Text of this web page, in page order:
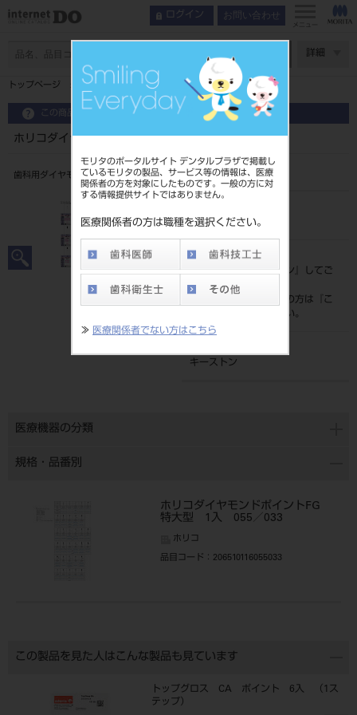
モリタのポータルサイト デンタルプラザで掲載し
ているモリタの製品、サービス等の情報は、医療
関係者の方を対象にしたものです。一般の方に対
する情報提供サイトではありません。
医療関係者の方は職種を選択ください。
≫ 医療関係者でない方はこちら
ログイン お問い合わせ
メニュー
詳細
トップページ ホリコダイヤモンドポイントＦＧ 特大型 １入
この商品に関するお問い合わせ
ホリコダイヤモンドポイントＦＧ 特大型 １入
歯科用ダイヤモンドバー
206510116
標準価格
ログイン
』してご
覧ください。
ネット会員登録がまだの方は『
こ
』より登録ください。
キーストン
医療機器の分類
規格・品番別
ホリコダイヤモンドポイントFG
特大型 1入 055／033
ホリコ
品目コード ：206510116055033
この製品を見た人はこんな製品も見ています
トップグロス CA ポイント 6入 （1ス
テップ）